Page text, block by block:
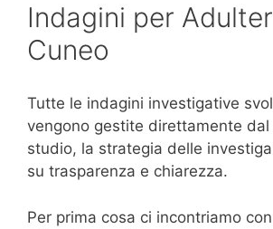
Indagini per
Cuneo
Tutte le indagini investigative
vengono gestite direttamente
studio, la strategia delle
su trasparenza e chiarezza.
Per prima cosa ci incontriamo